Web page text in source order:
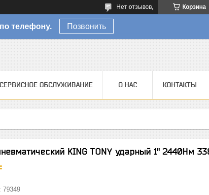
Корзина
Нет отзывов,
телефону. Позвонить
СЕРВИСНОЕ ОБСЛУЖИВАНИЕ О НАС КОНТАКТЫ
KING TONY ударный 1" 2440Нм
79349